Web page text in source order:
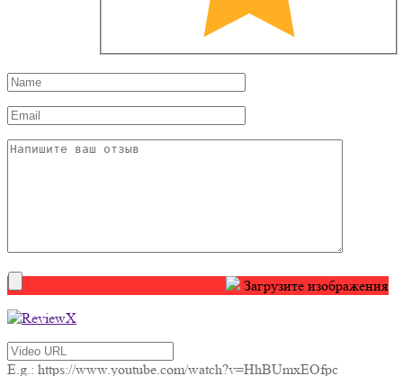
Загрузите изображения
E.g.: https://www.youtube.com/watch?v=HhBUmxEOfpc